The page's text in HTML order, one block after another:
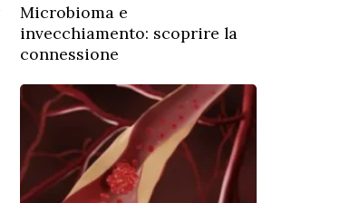
Microbioma e
invecchiamento: scoprire la
connessione